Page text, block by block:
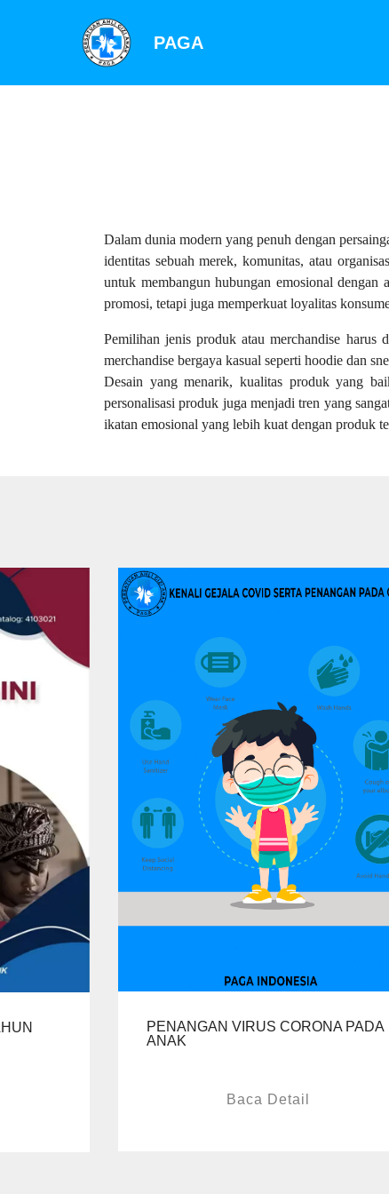
PAGA
Dalam dunia modern yang penuh dengan
identitas sebuah merek, komunitas, atau
untuk membangun hubungan emosional dengan
promosi, tetapi juga memperkuat loyalitas
Pemilihan jenis produk atau merchandise harus
merchandise bergaya kasual seperti hoodie dan
Desain yang menarik, kualitas produk yang
personalisasi produk juga menjadi tren yang
ikatan emosional yang lebih kuat dengan produk
PENANGAN VIRUS CORONA PADA
ANAK
Baca Detail